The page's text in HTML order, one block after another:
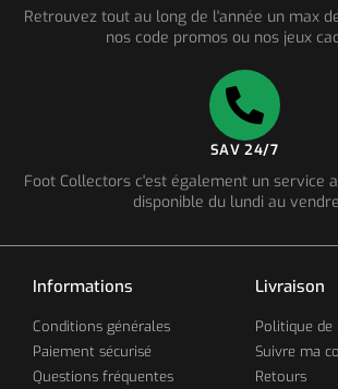
Retrouvez tout au long de l'année un max
nos code promos ou nos jeux
SAV 24/7
Foot Collectors c'est également un service
disponible du lundi au
Informations
Conditions générales
Paiement sécurisé
Questions fréquentes
Livraison
Politique de
Suivre ma
Retours